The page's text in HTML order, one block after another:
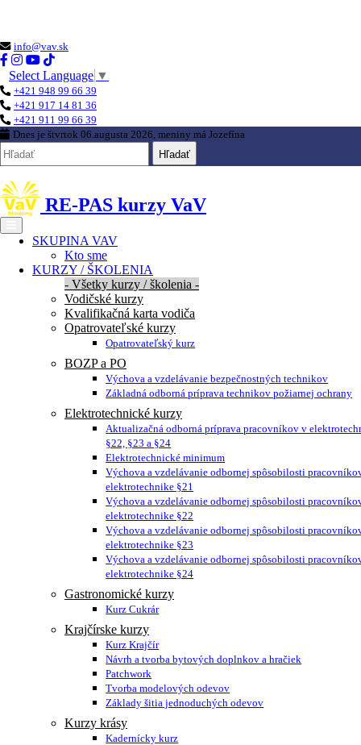
info@vav.sk
Select Language ▼
+421 948 99 66 39
+421 917 14 81 36
+421 911 99 66 39
Dnes je štvrtok 06.augusta 2026, meniny má Jozefína
Hľadať
RE-PAS kurzy VaV
SKUPINA VAV
Kto sme
KURZY / ŠKOLENIA
- Všetky kurzy / školenia -
Vodičské kurzy
Kvalifikačná karta vodiča
Opatrovateľské kurzy
Opatrovateľský kurz
BOZP a PO
Výchova a vzdelávanie bezpečnostných technikov
Základná odborná príprava technikov požiarnej ochrany
Elektrotechnické kurzy
Aktualizačná odborná príprava pracovníkov v
§22, §23 a §24
Elektrotechnické minimum
Výchova a vzdelávanie odbornej spôsobilosti
elektrotechnike §21
Výchova a vzdelávanie odbornej spôsobilosti
elektrotechnike §22
Výchova a vzdelávanie odbornej spôsobilosti
elektrotechnike §23
Výchova a vzdelávanie odbornej spôsobilosti
elektrotechnike §24
Gastronomické kurzy
Kurz Cukrár
Krajčírske kurzy
Kurz Krajčír
Návrh a tvorba bytových doplnkov a hračiek
Patchwork
Tvorba modelových odevov
Základy šitia jednoduchých odevov
Kurzy krásy
Kadernícky kurz